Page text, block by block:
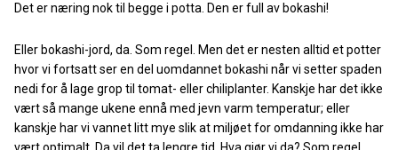
Det er næring nok til begge i potta. Den er full av bokashi!
Eller bokashi-jord, da. Som regel. Men det er nesten alltid et potter
hvor vi fortsatt ser en del uomdannet bokashi når vi setter spaden
nedi for å lage grop til tomat- eller chiliplanter. Kanskje har det ikke
vært så mange ukene ennå med jevn varm temperatur; eller
kanskje har vi vannet litt mye slik at miljøet for omdanning ikke har